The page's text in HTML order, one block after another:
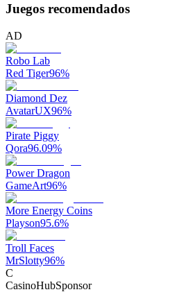
Juegos recomendados
AD
Robo Lab
Red Tiger96%
Diamond Dez
AvatarUX96%
Pirate Piggy
Qora96.09%
Power Dragon
GameArt96%
More Energy Coins
Playson95.6%
Troll Faces
MrSlotty96%
C
CasinoHubSponsor